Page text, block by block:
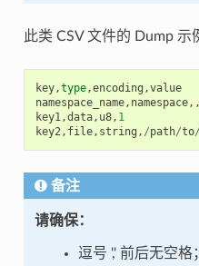
此类 CSV 文件的 Dump 示
key,type,encoding ,value
namespace_name, namespace,,
key1,data, u8, 1
key2, file, string , /path/to/
备注
请确保：
逗号 ',' 前后无空格；